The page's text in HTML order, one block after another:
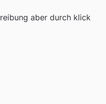
aber durch klick